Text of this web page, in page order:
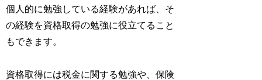
個人的に勉強している経験があれば、そ
の経験を資格取得の勉強に役立てること
もできます。
資格取得には税金に関する勉強や、保険